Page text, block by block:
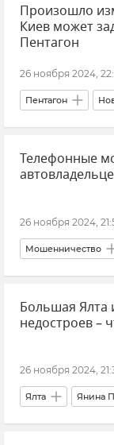
Произошло
Киев может
Пентагон
26 ноября 2024,
Пентагон
Ракеты ATACMS
Поставки
Телефонные
26 ноября 2024,
Мошенничество
Новости Крыма
Автомобиль
Большая Ялта
недостроев –
26 ноября 2024,
Ялта Янина
Городская среда